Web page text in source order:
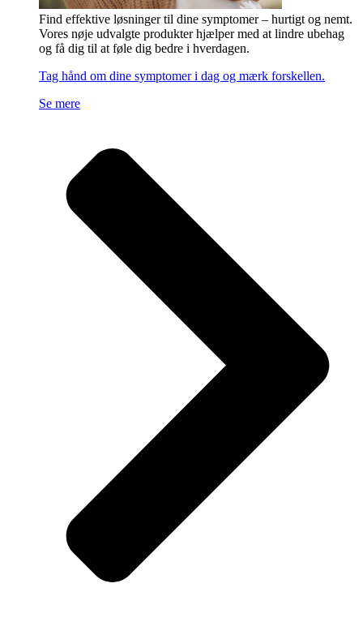
Find effektive løsninger til dine symptomer – hurtigt og nemt.
Vores nøje udvalgte produkter hjælper med at lindre ubehag
og få dig til at føle dig bedre i hverdagen.
Tag hånd om dine symptomer i dag og mærk forskellen.
Se mere